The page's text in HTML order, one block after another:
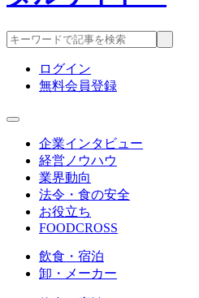
ログイン
無料会員登録
企業インタビュー
経営ノウハウ
業界動向
法令・食の安全
お役立ち
FOODCROSS
飲食・宿泊
卸・メーカー